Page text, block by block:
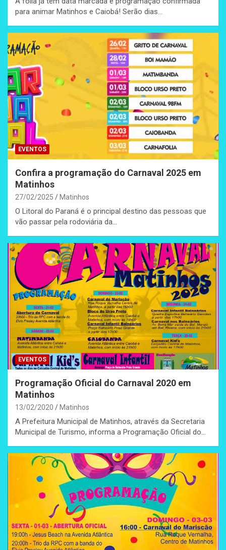
para animar Matinhos e Caiobá! Serão dias…
EVENTOS
Confira a programação do Carnaval 2025 em
Matinhos
27/02/2025 Matinhos
O Litoral do Paraná é o principal destino das pessoas que
vão passar pela rodoviária da…
EVENTOS
Programação Oficial do Carnaval 2020 em
Matinhos
13/02/2020 Matinhos
A Prefeitura Municipal de Matinhos, através da Secretaria
Municipal de Turismo, informa a Programação Oficial do…